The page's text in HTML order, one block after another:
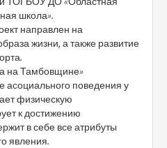
школа».
направлен на
жизни, а также развитие
на Тамбовщине»
асоциального поведения у
физическую
к достижению
в себе все атрибуты
явления.